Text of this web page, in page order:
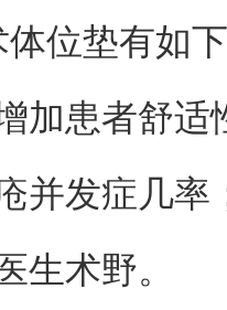
位垫有如
加患者舒适
并发症几率
生术野。